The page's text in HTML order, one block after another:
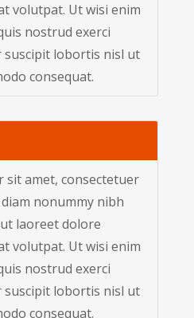
volutpat. Ut wisi enim
nostrud exerci
lobortis nisl ut
consequat.
sit amet, consectetuer
nonummy nibh
laoreet dolore
volutpat. Ut wisi enim
nostrud exerci
lobortis nisl ut
consequat.